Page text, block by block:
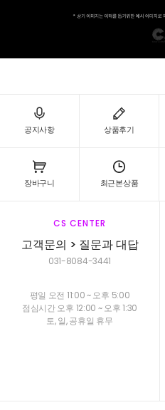
공지사항 상품후기
장바구니 최근본상품
CS CENTER
고객문의 > 질문과 대답
031-8084-3441
평일 오전 11:00 ~ 오후 5:00
점심시간 오후 12:00 ~ 오후 1:30
토, 일, 공휴일 휴무